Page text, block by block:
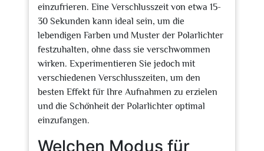
einzufrieren. Eine Verschlusszeit von etwa 15-
30 Sekunden kann ideal sein, um die
lebendigen Farben und Muster der Polarlichter
festzuhalten, ohne dass sie verschwommen
wirken. Experimentieren Sie jedoch mit
verschiedenen Verschlusszeiten, um den
besten Effekt für Ihre Aufnahmen zu erzielen
und die Schönheit der Polarlichter optimal
einzufangen.
Welchen Modus für